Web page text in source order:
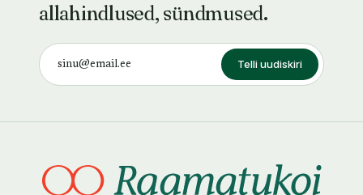
allahindlused, sündmused.
Telli uudiskiri